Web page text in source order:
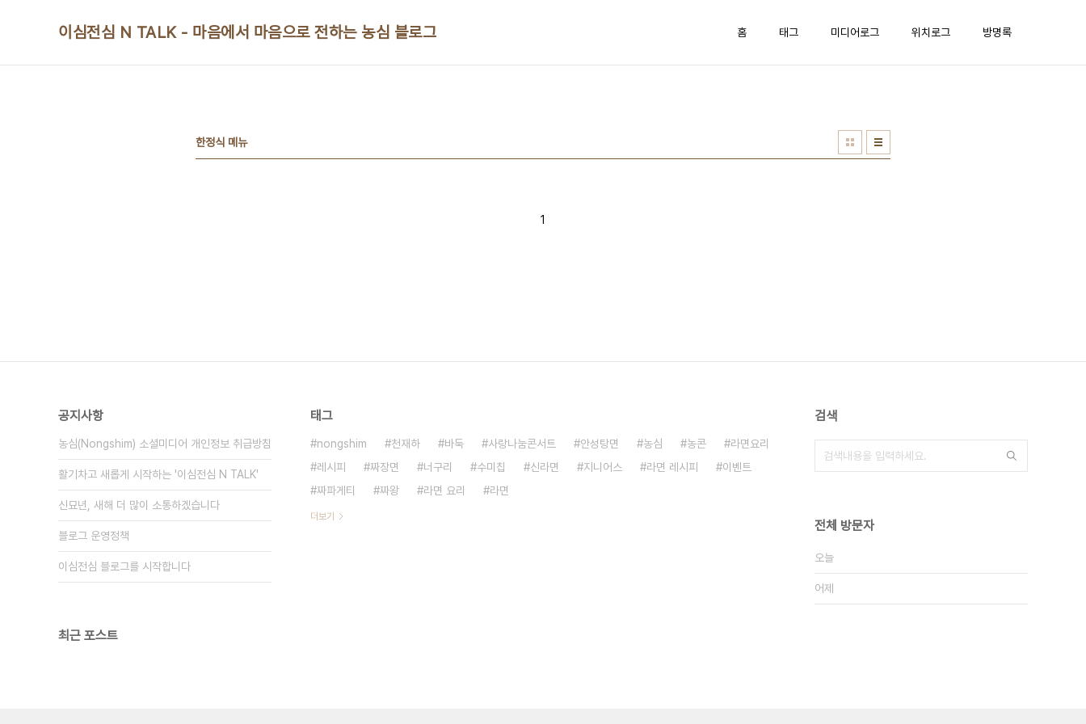
이심전심 N TALK - 마음에서 마음으로 전하는 농심 블로그 홈 태그 미디어로그 위치로그 방명록
한정식 메뉴
1
공지사항
농심(Nongshim) 소셜미디어 개인정보 취급방침
활기차고 새롭게 시작하는 '이심전심 N TALK'
신묘년, 새해 더 많이 소통하겠습니다
블로그 운영정책
이심전심 블로그를 시작합니다
최근 포스트
태그
nongshim 천재하 바둑 사랑나눔콘서트 안성탕면 농심 농콘
라면요리
레시피
짜장면 너구리 수미칩 신라면 지니어스 라면 레시피
이벤트
짜파게티
짜왕 라면 요리 라면
더보기
검색
전체 방문자
오늘
어제